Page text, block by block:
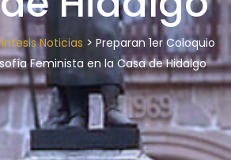
Noticias > Preparan 1er Coloquio
Feminista en la Casa de Hidalgo